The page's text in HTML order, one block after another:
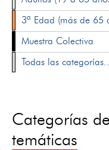
3ª Edad (más de 65
Muestra Colectiva
Todas las
Categorías
temáticas